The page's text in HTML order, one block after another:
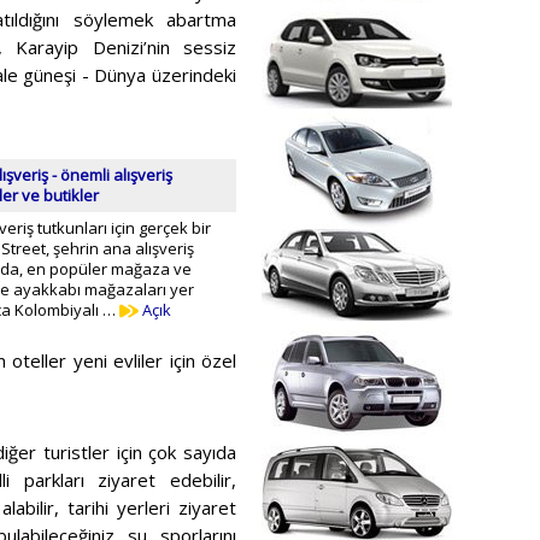
söylemek abartma
Denizi’nin sessiz
güneşi - Dünya üzerindeki
- önemli alışveriş
ve butikler
tutkunları için gerçek bir
şehrin ana alışveriş
en popüler mağaza ve
ayakkabı mağazaları yer
Kolombiyalı …
Açık
oteller yeni evliler için özel
turistler için çok sayıda
parkları ziyaret edebilir,
alabilir, tarihi yerleri ziyaret
su sporlarını